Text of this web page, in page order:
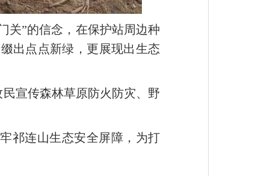
关”的信念，在保护站周边种
出点点新绿，更展现出生态
宣传森林草原防火防灾、野
祁连山生态安全屏障，为打